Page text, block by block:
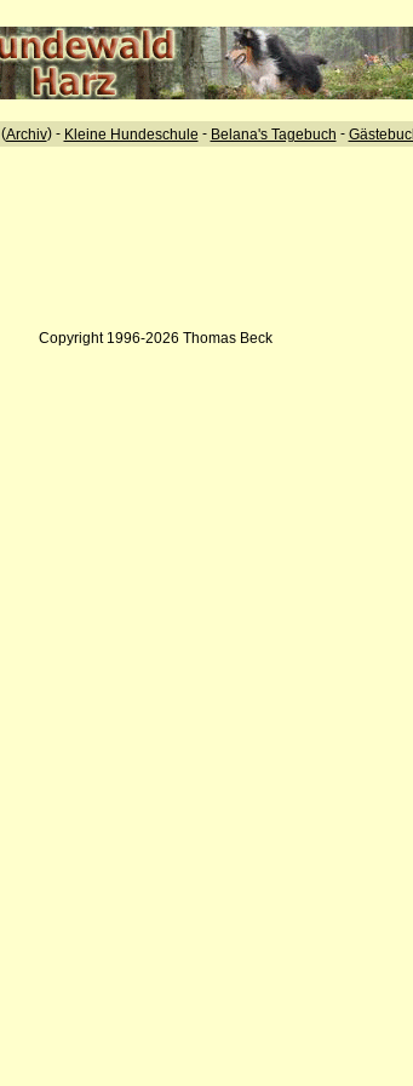
(Archiv) - Kleine Hundeschule - Belana's Tagebuch -
Copyright 1996-2026 Thomas Beck